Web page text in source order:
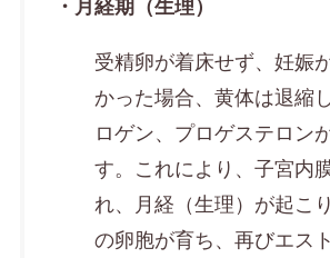
受精卵が着床せず、妊娠
かった場合、黄体は退縮
ロゲン、プロゲステロン
す。これにより、子宮内
れ、月経（生理）が起こ
の卵胞が育ち、再びエス